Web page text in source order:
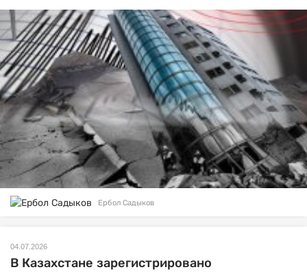
Ербол Садыков
04.07.2026
В Казахстане зарегистрировано